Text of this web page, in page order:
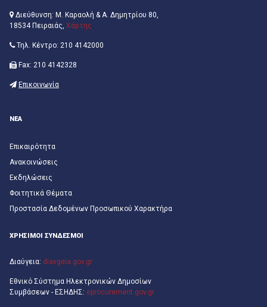
Διεύθυνση: Μ. Καραολή & Α. Δημητρίου 80,
18534 Πειραιάς, Χάρτης
Τηλ. Κέντρο: 210 4142000
Fax: 210 4142328
Επικοινωνία
ΝΕΑ
Επικαιρότητα
Ανακοινώσεις
Εκδηλώσεις
Φοιτητικά Θέματα
Προστασία Δεδομένων Προσωπικού Χαρακτήρα
ΧΡΗΣΙΜΟΙ ΣΥΝΔΕΣΜΟΙ
Διαύγεια: diavgeia.gov.gr
Εθνικό Σύστημα Ηλεκτρονικών Δημοσίων
Συμβάσεων - ΕΣΗΔΗΣ: eprocurement.gov.gr